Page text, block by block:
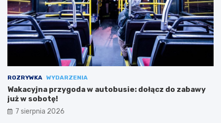
ROZRYWKA WYDARZENIA
Wakacyjna przygoda w autobusie: dołącz do zabawy
już w sobotę!
7 sierpnia 2026